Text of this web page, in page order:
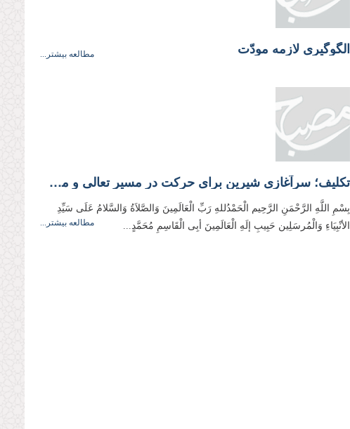
الگوگیری لازمه مودّت مطالعه بیشتر...
تكلیف؛ سرآغازی شیرین برای حركت در مسیر تعالی و معنویت
بِسْمِ اللَّهِ الرَّحْمَنِ الرَّحِیم الْحَمْدُللهِ رَبِّ الْعَالَمِینَ وَالصَّلاَةُ وَالسَّلامُ عَلَی سَیِّدِ
الأنْبِیَاءِ وَالْمُرسَلِین حَبِیبِ إلَهِ الْعَالَمِینَ أبِی الْقَاسِمِ مُحَمَّدٍ...
مطالعه بیشتر...